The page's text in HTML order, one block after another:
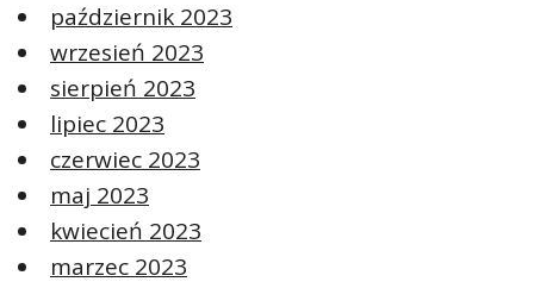
październik 2023
wrzesień 2023
sierpień 2023
lipiec 2023
czerwiec 2023
maj 2023
kwiecień 2023
marzec 2023